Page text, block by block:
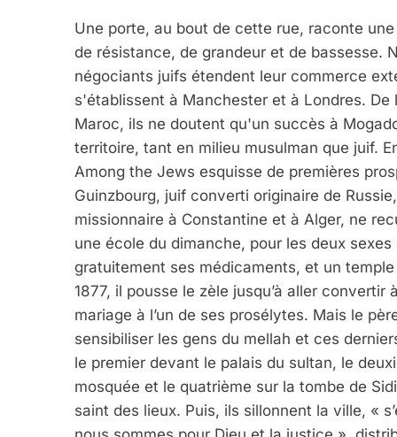
Une porte, au bout de cette rue, raconte
de résistance, de grandeur et de bassesse.
négociants juifs étendent leur commerce
s'établissent à Manchester et à Londres.
Maroc, ils ne doutent qu'un succès à
territoire, tant en milieu musulman que juif.
Among the Jews esquisse de premières
Guinzbourg, juif converti originaire de
missionnaire à Constantine et à Alger, ne
une école du dimanche, pour les deux
gratuitement ses médicaments, et un
1877, il pousse le zèle jusqu’à aller
mariage à l’un de ses prosélytes. Mais le
sensibiliser les gens du mellah et ces
le premier devant le palais du sultan, le
mosquée et le quatrième sur la tombe de
saint des lieux. Puis, ils sillonnent la ville, «